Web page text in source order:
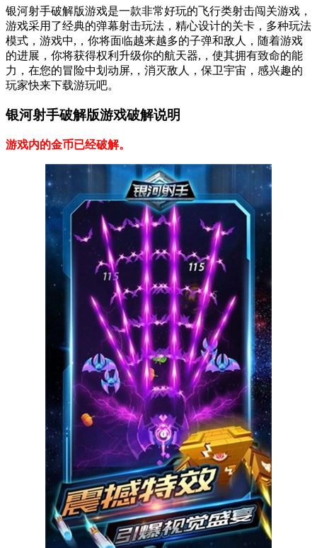
银河射手破解版游戏是一款非常好玩的飞行类射击闯关游戏，
游戏采用了经典的弹幕射击玩法，精心设计的关卡，多种玩法
模式，游戏中,，你将面临越来越多的子弹和敌人，随着游戏
的进展，你将获得权利升级你的航天器,，使其拥有致命的能
力，在您的冒险中划动屏,，消灭敌人，保卫宇宙，感兴趣的
玩家快来下载游玩吧。
银河射手破解版游戏破解说明
游戏内的金币已经破解。